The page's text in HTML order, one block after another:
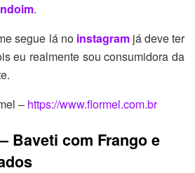
.
segue lá no instagram já deve ter
eu realmente sou consumidora da
– https://www.flormel.com.br
Baveti com Frango e